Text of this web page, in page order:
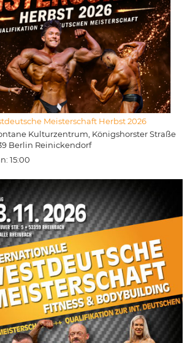
Meisterschaft Herbst 2026
Kulturzentrum, Königshorster Straße
Berlin Reinickendorf
15:00